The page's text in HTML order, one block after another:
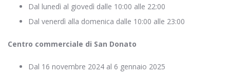
Dal lunedì al giovedì dalle 10:00 alle 22:00
Dal venerdì alla domenica dalle 10:00 alle 23:00
Centro commerciale di San Donato
Dal 16 novembre 2024 al 6 gennaio 2025